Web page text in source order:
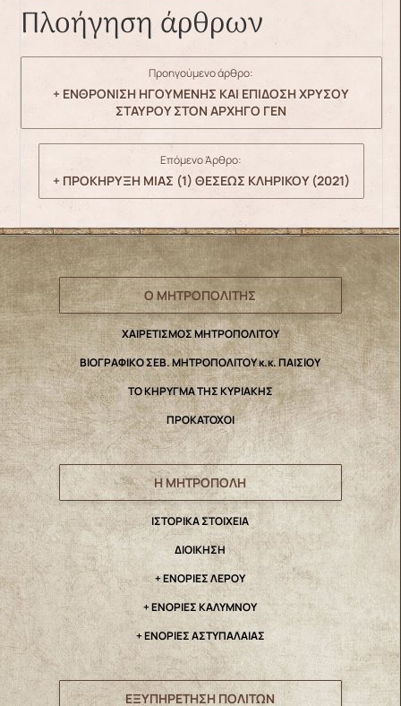
Πλοήγηση άρθρων
Προηγούμενο άρθρο:
+ ΕΝΘΡΟΝΙΣΗ ΗΓΟΥΜΕΝΗΣ ΚΑΙ ΕΠΙΔΟΣΗ ΧΡΥΣΟΥ
ΣΤΑΥΡΟΥ ΣΤΟΝ ΑΡΧΗΓΟ ΓΕΝ
Επόμενο Άρθρο:
+ ΠΡΟΚΗΡΥΞΗ ΜΙΑΣ (1) ΘΕΣΕΩΣ ΚΛΗΡΙΚΟΥ (2021)
Ο ΜΗΤΡΟΠΟΛΙΤΗΣ
ΧΑΙΡΕΤΙΣΜΟΣ ΜΗΤΡΟΠΟΛΙΤΟΥ
ΒΙΟΓΡΑΦΙΚΟ ΣΕΒ. ΜΗΤΡΟΠΟΛΙΤΟΥ κ.κ. ΠΑΙΣΙΟΥ
ΤΟ ΚΗΡΥΓΜΑ ΤΗΣ ΚΥΡΙΑΚΗΣ
ΠΡΟΚΑΤΟΧΟΙ
Η ΜΗΤΡΟΠΟΛΗ
IΣΤΟΡΙΚΑ ΣΤΟΙΧΕΙΑ
ΔΙΟΙΚΗΣΗ
+ ΕΝΟΡΙΕΣ ΛΕΡΟΥ
+ ΕΝΟΡΙΕΣ ΚΑΛΥΜΝΟΥ
+ ΕΝΟΡΙΕΣ ΑΣΤΥΠΑΛΑΙΑΣ
ΕΞΥΠΗΡΕΤΗΣΗ ΠΟΛΙΤΩΝ